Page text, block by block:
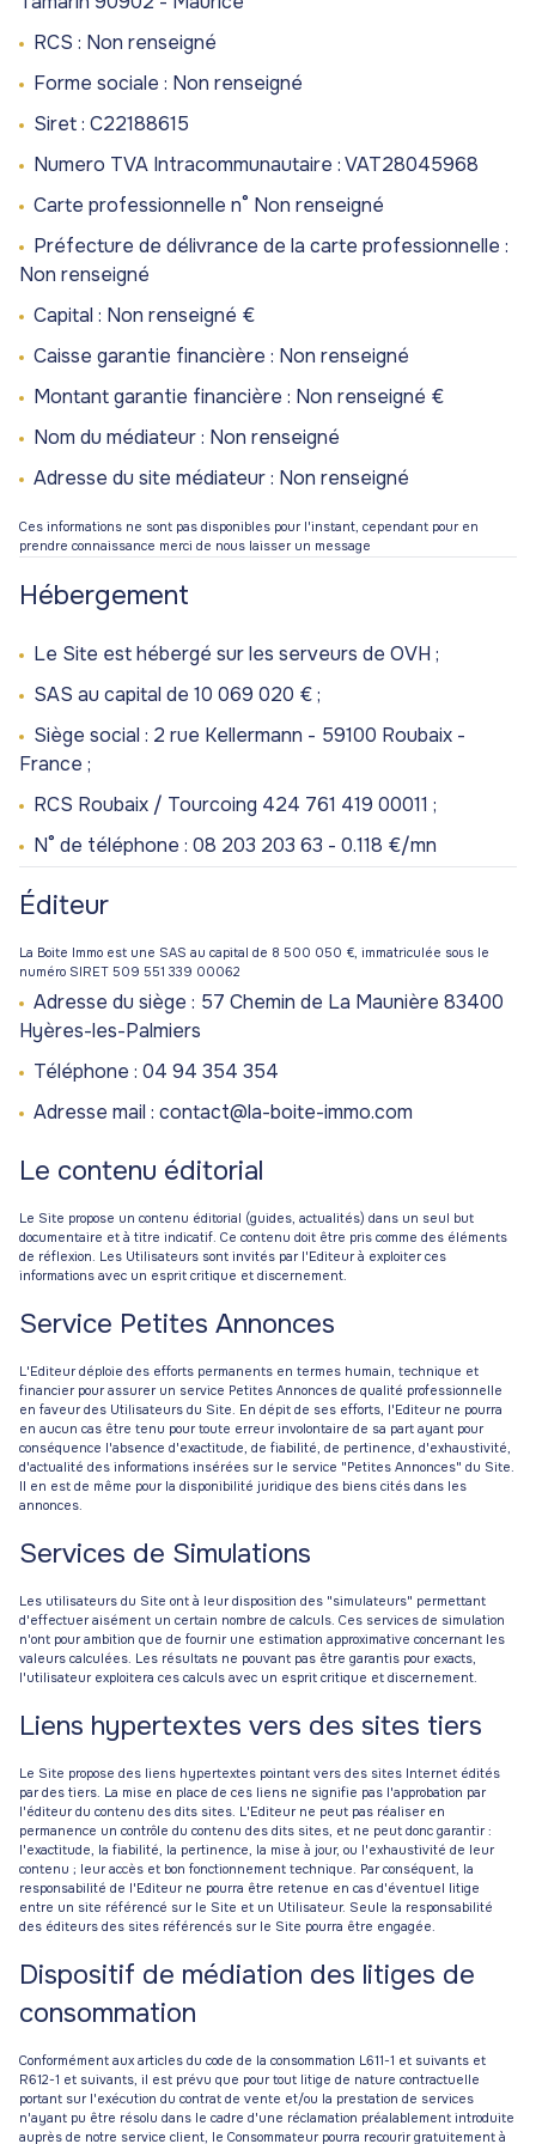
commerces
Programmes
Viagers
commerces
Programmes
gestion
de
patrimoine
blog
contact
RCS : Non renseigné
Forme sociale : Non renseigné
Siret : C22188615
Numero TVA Intracommunautaire : VAT28045968
Carte professionnelle n° Non renseigné
Préfecture de délivrance de la carte professionnelle :
Non renseigné
Capital : Non renseigné €
Caisse garantie financière : Non renseigné
Montant garantie financière : Non renseigné €
Nom du médiateur : Non renseigné
Adresse du site médiateur : Non renseigné
Ces informations ne sont pas disponibles pour l'instant, cependant pour en
prendre connaissance merci de nous laisser un message
Hébergement
Le Site est hébergé sur les serveurs de OVH ;
SAS au capital de 10 069 020 € ;
Siège social : 2 rue Kellermann - 59100 Roubaix -
France ;
RCS Roubaix / Tourcoing 424 761 419 00011 ;
N° de téléphone : 08 203 203 63 - 0.118 €/mn
Éditeur
La Boite Immo est une SAS au capital de 8 500 050 €, immatriculée sous le
numéro SIRET 509 551 339 00062
Adresse du siège : 57 Chemin de La Maunière 83400
Hyères-les-Palmiers
Téléphone : 04 94 354 354
Adresse mail : contact@la-boite-immo.com
Le contenu éditorial
Le Site propose un contenu éditorial (guides, actualités) dans un seul but
documentaire et à titre indicatif. Ce contenu doit être pris comme des éléments
de réflexion. Les Utilisateurs sont invités par l'Editeur à exploiter ces
informations avec un esprit critique et discernement.
Service Petites Annonces
L'Editeur déploie des efforts permanents en termes humain, technique et
financier pour assurer un service Petites Annonces de qualité professionnelle
en faveur des Utilisateurs du Site. En dépit de ses efforts, l'Editeur ne pourra
en aucun cas être tenu pour toute erreur involontaire de sa part ayant pour
conséquence l'absence d'exactitude, de fiabilité, de pertinence, d'exhaustivité,
d'actualité des informations insérées sur le service "Petites Annonces" du Site.
Il en est de même pour la disponibilité juridique des biens cités dans les
annonces.
Services de Simulations
Les utilisateurs du Site ont à leur disposition des "simulateurs" permettant
d'effectuer aisément un certain nombre de calculs. Ces services de simulation
n'ont pour ambition que de fournir une estimation approximative concernant les
valeurs calculées. Les résultats ne pouvant pas être garantis pour exacts,
l'utilisateur exploitera ces calculs avec un esprit critique et discernement.
Liens hypertextes vers des sites tiers
Le Site propose des liens hypertextes pointant vers des sites Internet édités
par des tiers. La mise en place de ces liens ne signifie pas l'approbation par
l'éditeur du contenu des dits sites. L'Editeur ne peut pas réaliser en
permanence un contrôle du contenu des dits sites, et ne peut donc garantir :
l'exactitude, la fiabilité, la pertinence, la mise à jour, ou l'exhaustivité de leur
contenu ; leur accès et bon fonctionnement technique. Par conséquent, la
responsabilité de l'Editeur ne pourra être retenue en cas d'éventuel litige
entre un site référencé sur le Site et un Utilisateur. Seule la responsabilité
des éditeurs des sites référencés sur le Site pourra être engagée.
Dispositif de médiation des litiges de
consommation
Conformément aux articles du code de la consommation L611-1 et suivants et
R612-1 et suivants, il est prévu que pour tout litige de nature contractuelle
portant sur l'exécution du contrat de vente et/ou la prestation de services
n'ayant pu être résolu dans le cadre d'une réclamation préalablement introduite
auprès de notre service client, le Consommateur pourra recourir gratuitement à